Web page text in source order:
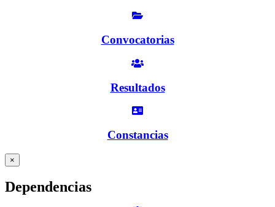
Convocatorias
Resultados
Constancias
×
Dependencias